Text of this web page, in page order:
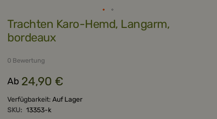
Zum
Anfang
der
Bildergalerie
Trachten Karo-Hemd, Langarm,
bordeaux
0 Bewertung
Ab 24,90 €
Verfügbarkeit: Auf Lager
SKU: 13353-k